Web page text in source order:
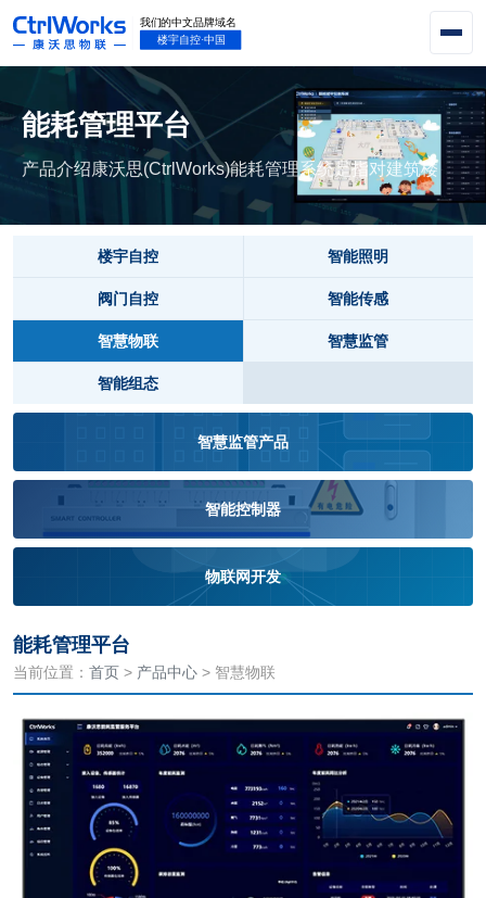
能耗管理平台
产品介绍康沃思(CtrlWorks)能耗管理系统是指对建筑楼
楼宇自控 智能照明
阀门自控 智能传感
智慧物联 智慧监管
智能组态
智慧监管产品
智能控制器
物联网开发
能耗管理平台
当前位置： 首页 > 产品中心 > 智慧物联